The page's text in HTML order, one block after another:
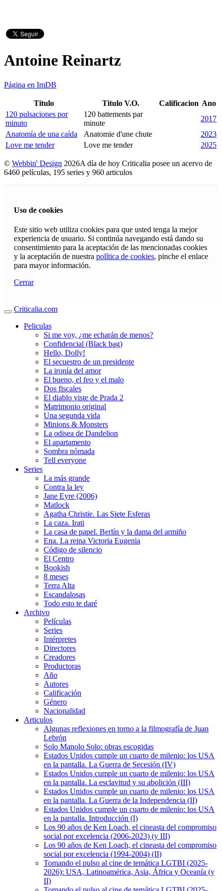
Antoine Reinartz
Página en ImDB
Titulo Titulo V.O. Calificacion Ano
120 pulsaciones por
minuto
120 battements par
minute
2017
Anatomía de una caída
Anatomie d'une chute
2023
Love me tender
Love me tender 2025
© Webbin' Design 2026A día de hoy Criticalia posee un acervo de
6460 películas, 195 series y 960 articulos
Uso de cookies
Este sitio web utiliza cookies para que usted tenga la mejor
experiencia de usuario. Si continúa navegando está dando su
consentimiento para la aceptación de las mencionadas cookies
y la aceptación de nuestra política de cookies, pinche el enlace
para mayor información.
Cerrar
Criticalia.com
Peliculas
Si me voy, ¿me echarán de menos?
Confidencial (Black bag)
Hello, Dolly!
El secuestro de un presidente
La ironía del amor
El bueno, el feo y el malo
Dos fiscales
El diablo viste de Prada 2
Matrimonio original
Una segunda vida
Minions & Monsters
La odisea de Dandelion
El apartamento
Sombra nómada
Tell everyone
Series
La más grande
Contra la ley
Jane Eyre (2006)
Matlock
Agatha Christie. Las Siete Esferas
La caza. Irati
La casa de papel. Berlín y la dama del armiño
Ena. La reina Victoria Eugenia
Código de silencio
El Centro
Bookish
8 meses
Terra Alta
Escandalosas
Todo esto te daré
Archivo
Películas
Series
Intérpretes
Directores
Creadores
Productoras
Año
Autores
Calificación
Género
Nacionalidad
Articulos
Algunas reflexiones en torno a la filmografía de Juan
Lebrón
Solo Manolo Solo: obras escogidas
Estados Unidos cumple un cuarto de milenio: los USA
en la pantalla. La Guerra de Secesión (IV)
Estados Unidos cumple un cuarto de milenio: los USA
en la pantalla. La esclavitud y su abolición (III)
Estados Unidos cumple un cuarto de milenio: los USA
en la pantalla. La Guerra de la Independencia (II)
Estados Unidos cumple un cuarto de milenio: los USA
en la pantalla. Introducción (I)
Los 90 años de Ken Loach, el cineasta del compromiso
social por excelencia (2006-2023) (y III)
Los 90 años de Ken Loach, el cineasta del compromiso
social por excelencia (1994-2004) (II)
Tomando el pulso al cine de temática LGTBI (2025-
2026): USA, Latinoamérica, Asia, África y Oceanía (y
II)